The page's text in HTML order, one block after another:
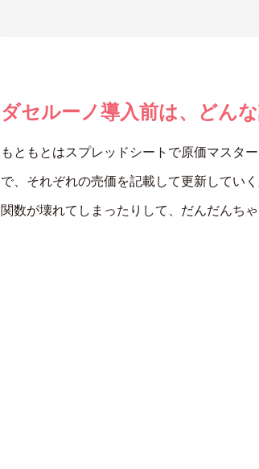
ダセルーノ導入前は、どん
もともとはスプレッドシートで原価マスタ
で、それぞれの売価を記載して更新してい
関数が壊れてしまったりして、だんだんち